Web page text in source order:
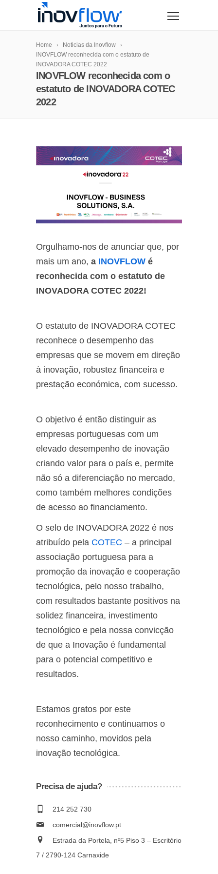
Home
Noticias da Inovflow
INOVFLOW reconhecida com o estatuto de
INOVADORA COTEC 2022
INOVFLOW reconhecida com o
estatuto de INOVADORA COTEC
2022
Orgulhamo-nos de anunciar que, por
mais um ano, a INOVFLOW é
reconhecida com o estatuto de
INOVADORA COTEC 2022!
O estatuto de INOVADORA COTEC
reconhece o desempenho das
empresas que se movem em direção
à inovação, robustez financeira e
prestação económica, com sucesso.
O objetivo é então distinguir as
empresas portuguesas com um
elevado desempenho de inovação
criando valor para o país e, permite
não só a diferenciação no mercado,
como também melhores condições
de acesso ao financiamento.
O selo de INOVADORA 2022 é nos
atribuído pela COTEC – a principal
associação portuguesa para a
promoção da inovação e cooperação
tecnológica, pelo nosso trabalho,
com resultados bastante positivos na
solidez financeira, investimento
tecnológico e pela nossa convicção
de que a Inovação é fundamental
para o potencial competitivo e
resultados.
Estamos gratos por este
reconhecimento e continuamos o
nosso caminho, movidos pela
inovação tecnológica.
Precisa de ajuda?
214 252 730
comercial@inovflow.pt
Estrada da Portela, nº5 Piso 3 – Escritório
7 / 2790-124 Carnaxide